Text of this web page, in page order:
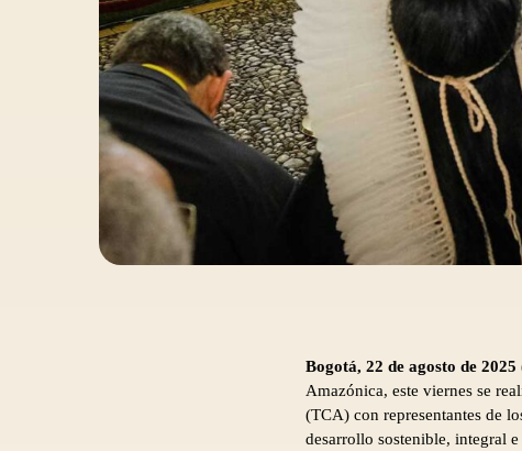
Bogotá, 22 de agosto de
Amazónica, este viernes se
(TCA) con representantes de
desarrollo sostenible, integral